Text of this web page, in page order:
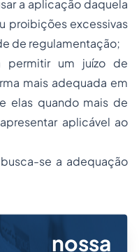
a aplicação daquela
proibições excessivas
de regulamentação;
permitir um juízo de
mais adequada em
elas quando mais de
aplicável ao
se a adequação
nossa